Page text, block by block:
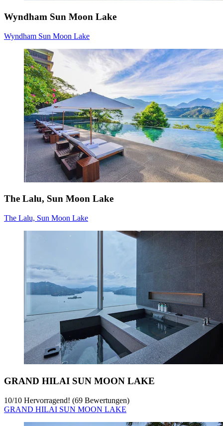
Wyndham Sun Moon Lake
Wyndham Sun Moon Lake
The Lalu, Sun Moon Lake
The Lalu, Sun Moon Lake
GRAND HILAI SUN MOON LAKE
10/10 Hervorragend! (69 Bewertungen)
GRAND HILAI SUN MOON LAKE